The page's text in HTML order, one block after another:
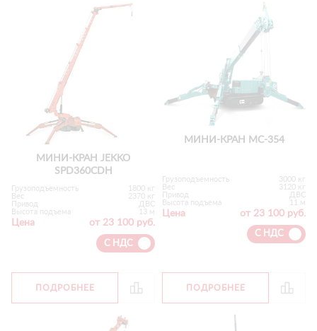
МИНИ-КРАН JEKKO
SPD360CDH
Грузоподъемность
1800 кг
Вес
2370 кг
Привод
ДВС
Высота подъема
13 м
Цена от 23 100 руб.
С НДС
ПОДРОБНЕЕ
МИНИ-КРАН MC-354
Грузоподъемность
3000 кг
Вес
3120 кг
Привод
ДВС
Высота подъема
11 м
Цена от 23 100 руб.
С НДС
ПОДРОБНЕЕ